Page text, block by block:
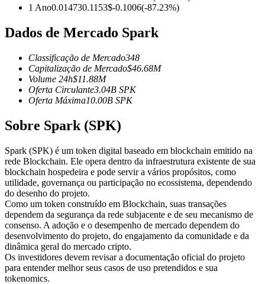
Futuros usando USDC como garantia
Copiar Trading
Junte-se aos principais traders
1 Ano0.014730.1153$-0.1006(-87.23%)
Dados de Mercado Spark
Classificação de Mercado348
Capitalização de Mercado$46.68M
Volume 24h$11.88M
Oferta Circulante3.04B SPK
Oferta Máxima10.00B SPK
Sobre Spark (SPK)
Spark (SPK) é um token digital baseado em blockchain emitido na
rede Blockchain. Ele opera dentro da infraestrutura existente de sua
blockchain hospedeira e pode servir a vários propósitos, como
utilidade, governança ou participação no ecossistema, dependendo
do desenho do projeto.
Como um token construído em Blockchain, suas transações
dependem da segurança da rede subjacente e de seu mecanismo de
consenso. A adoção e o desempenho de mercado dependem do
desenvolvimento do projeto, do engajamento da comunidade e da
dinâmica geral do mercado cripto.
Os investidores devem revisar a documentação oficial do projeto
para entender melhor seus casos de uso pretendidos e sua
tokenomics.